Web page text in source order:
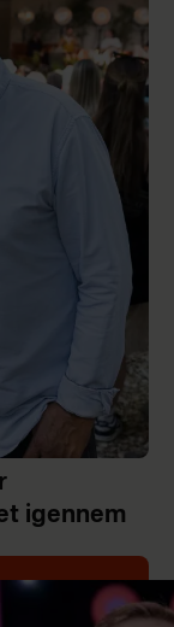
igennem